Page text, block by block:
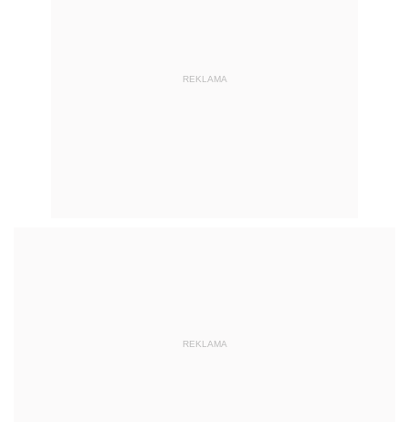
REKLAMA
REKLAMA